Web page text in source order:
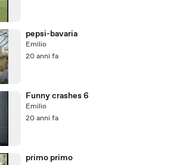
pepsi-bavaria
Emilio
20 anni fa
Funny crashes 6
Emilio
20 anni fa
primo primo